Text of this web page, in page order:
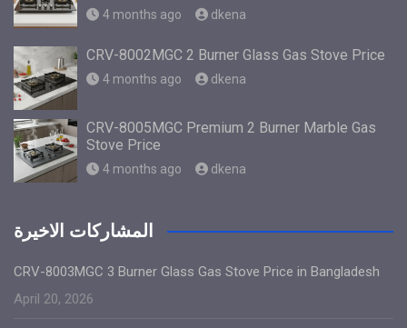
4 months ago dkena
CRV-8002MGC 2 Burner Glass Gas Stove Price
4 months ago dkena
CRV-8005MGC Premium 2 Burner Marble Gas
Stove Price
4 months ago dkena
المشاركات الاخيرة
CRV-8003MGC 3 Burner Glass Gas Stove Price in Bangladesh
April 20, 2026